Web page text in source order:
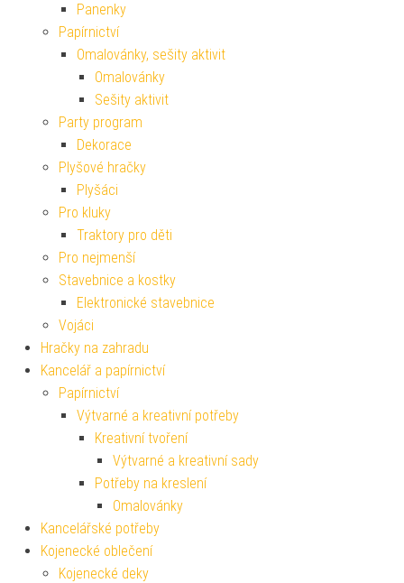
Panenky
Papírnictví
Omalovánky, sešity aktivit
Omalovánky
Sešity aktivit
Party program
Dekorace
Plyšové hračky
Plyšáci
Pro kluky
Traktory pro děti
Pro nejmenší
Stavebnice a kostky
Elektronické stavebnice
Vojáci
Hračky na zahradu
Kancelář a papírnictví
Papírnictví
Výtvarné a kreativní potřeby
Kreativní tvoření
Výtvarné a kreativní sady
Potřeby na kreslení
Omalovánky
Kancelářské potřeby
Kojenecké oblečení
Kojenecké deky